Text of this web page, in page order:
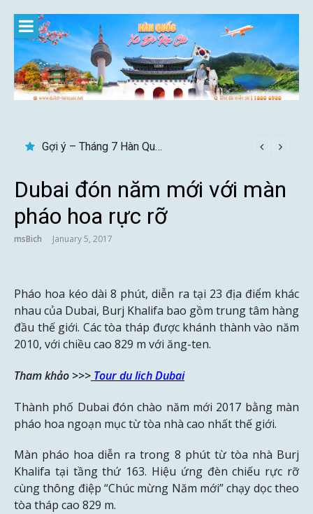
content
Gợi ý – Tháng 7 Hàn Quốc nên đi đâu, mặc gì đẹp?
Dubai đón năm mới với màn
pháo hoa rực rỡ
msBich January 5, 2017
Pháo hoa kéo dài 8 phút, diễn ra tại 23 địa điểm khác
nhau của Dubai, Burj Khalifa bao gồm trung tâm hàng
đầu thế giới. Các tòa tháp được khánh thành vào năm
2010, với chiều cao 829 m với ăng-ten.
Tham khảo >>> Tour du lich Dubai
Thành phố Dubai đón chào năm mới 2017 bằng màn
pháo hoa ngoạn mục từ tòa nhà cao nhất thế giới.
Màn pháo hoa diễn ra trong 8 phút từ tòa nhà Burj
Khalifa tại tầng thứ 163. Hiệu ứng đèn chiếu rực rỡ
cùng thông điệp “Chúc mừng Năm mới” chạy dọc theo
tòa tháp cao 829 m.